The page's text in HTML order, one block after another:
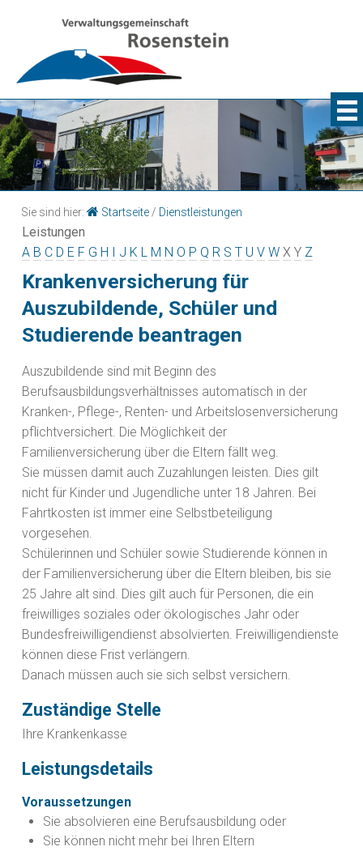
Sie sind hier: Startseite / Dienstleistungen
Leistungen
A B C D E F G H I J K L M N O P Q R S T U V W X Y Z
Krankenversicherung für
Auszubildende, Schüler und
Studierende beantragen
Auszubildende sind mit Beginn des
Berufsausbildungsverhältnisses automatisch in der
Kranken-, Pflege-, Renten- und Arbeitslosenversicherung
pflichtversichert. Die Möglichkeit der
Familienversicherung über die Eltern fällt weg.
Sie müssen damit auch Zuzahlungen leisten. Dies gilt
nicht für Kinder und Jugendliche unter 18 Jahren. Bei
Fahrtkosten ist immer eine Selbstbeteiligung
vorgesehen.
Schülerinnen und Schüler sowie Studierende können in
der Familienversicherung über die Eltern bleiben, bis sie
25 Jahre alt sind. Dies gilt auch für Personen, die ein
freiwilliges soziales oder ökologisches Jahr oder
Bundesfreiwilligendienst absolvierten. Freiwilligendienste
können diese Frist verlängern.
Danach müssen auch sie sich selbst versichern.
Zuständige Stelle
Ihre Krankenkasse
Leistungsdetails
Voraussetzungen
Sie absolvieren eine Berufsausbildung oder
Sie können nicht mehr bei Ihren Eltern